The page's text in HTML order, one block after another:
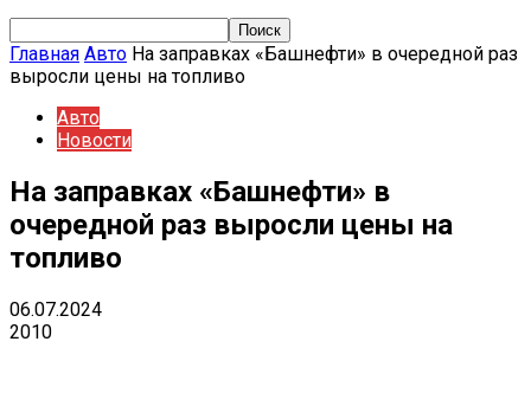
Главная Авто На заправках «Башнефти» в очередной раз
выросли цены на топливо
Авто
Новости
На заправках «Башнефти» в
очередной раз выросли цены на
топливо
06.07.2024
2010